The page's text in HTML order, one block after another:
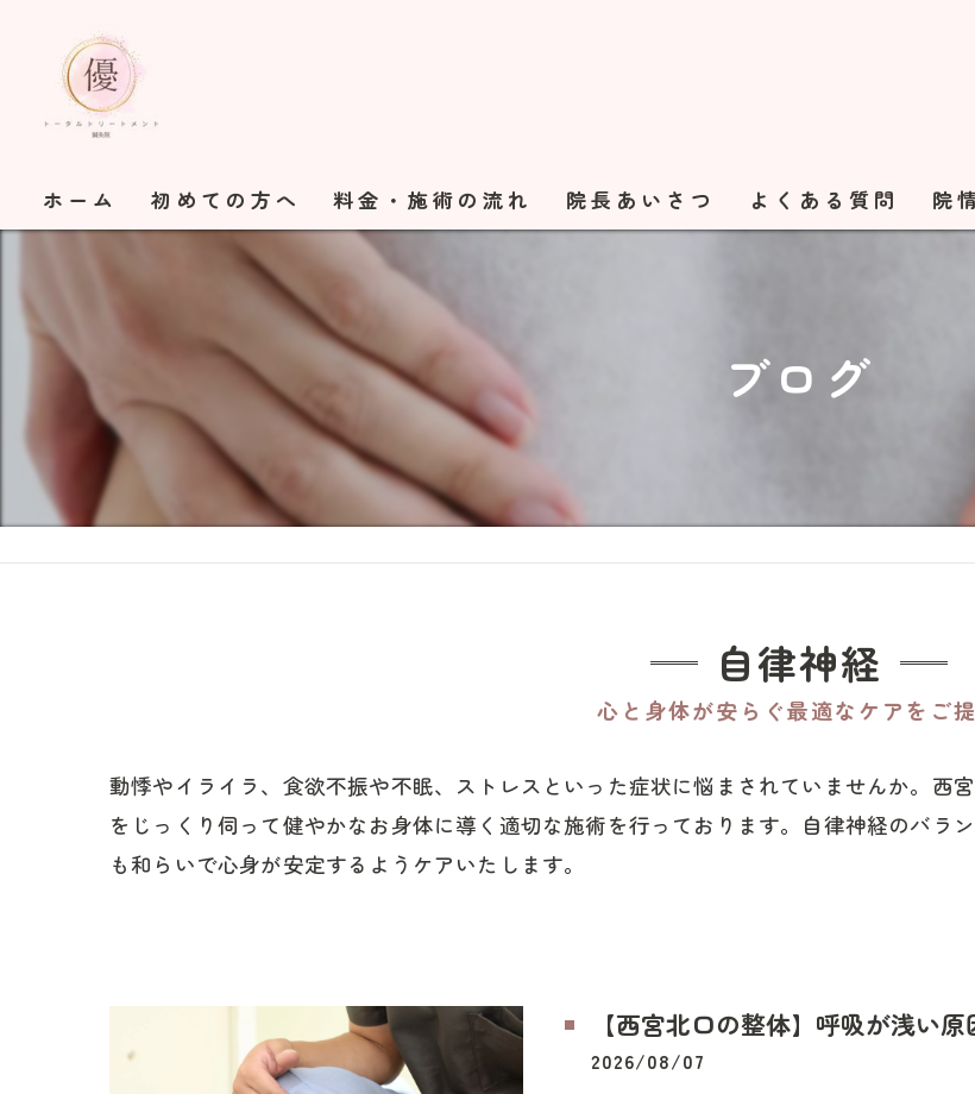
ホーム 初めての方へ 料金・施術の流れ 院長あいさつ よくある質問 院
ブログ
自律神経
心と身体が安らぐ最適なケアをご
動悸やイライラ、食欲不振や不眠、ストレスといった症状に悩まされていませんか。西
をじっくり伺って健やかなお身体に導く適切な施術を行っております。自律神経のバラ
も和らいで心身が安定するようケアいたします。
【西宮北口の整体】呼吸が浅い
2026/08/07